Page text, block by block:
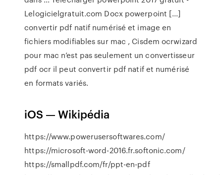
Lelogicielgratuit.com Docx powerpoint [...]
convertir pdf natif numérisé et image en
fichiers modifiables sur mac , Cisdem ocrwizard
pour mac n’est pas seulement un convertisseur
pdf ocr il peut convertir pdf natif et numérisé
en formats variés.
iOS — Wikipédia
https://www.powerusersoftwares.com/
https://microsoft-word-2016.fr.softonic.com/
https://smallpdf.com/fr/ppt-en-pdf